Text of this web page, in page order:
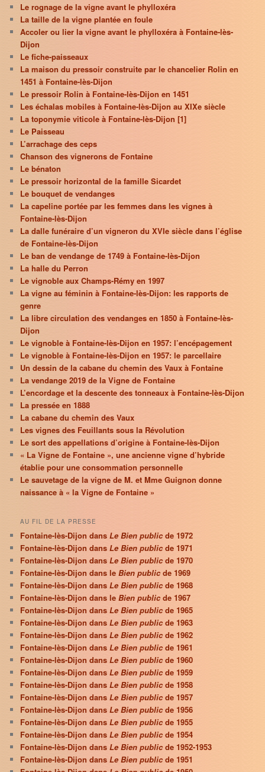
Le rognage de la vigne avant le phylloxéra
La taille de la vigne plantée en foule
Accoler ou lier la vigne avant le phylloxéra à Fontaine-lès-
Dijon
Le fiche-paisseaux
La maison du pressoir construite par le chancelier Rolin en
1451 à Fontaine-lès-Dijon
Le pressoir Rolin à Fontaine-lès-Dijon en 1451
Les échalas mobiles à Fontaine-lès-Dijon au XIXe siècle
La toponymie viticole à Fontaine-lès-Dijon [1]
Le Paisseau
L’arrachage des ceps
Chanson des vignerons de Fontaine
Le bénaton
Le pressoir horizontal de la famille Sicardet
Le bouquet de vendanges
La capeline portée par les femmes dans les vignes à
Fontaine-lès-Dijon
La dalle funéraire d’un vigneron du XVIe siècle dans l’église
de Fontaine-lès-Dijon
Le ban de vendange de 1749 à Fontaine-lès-Dijon
La halle du Perron
Le vignoble aux Champs-Rémy en 1997
La vigne au féminin à Fontaine-lès-Dijon: les rapports de
genre
La libre circulation des vendanges en 1850 à Fontaine-lès-
Dijon
Le vignoble à Fontaine-lès-Dijon en 1957: l’encépagement
Le vignoble à Fontaine-lès-Dijon en 1957: le parcellaire
Un dessin de la cabane du chemin des Vaux à Fontaine
La vendange 2019 de la Vigne de Fontaine
L’encordage et la descente des tonneaux à Fontaine-lès-Dijon
La pressée en 1888
La cabane du chemin des Vaux
Les vignes des Feuillants sous la Révolution
Le sort des appellations d’origine à Fontaine-lès-Dijon
« La Vigne de Fontaine », une ancienne vigne d’hybride
établie pour une consommation personnelle
Le sauvetage de la vigne de M. et Mme Guignon donne
naissance à « la Vigne de Fontaine »
AU FIL DE LA PRESSE
Fontaine-lès-Dijon dansLe Bien publicde 1972
Fontaine-lès-Dijon dansLe Bien public de 1971
Fontaine-lès-Dijon dansLe Bien publicde 1970
Fontaine-lès-Dijon dans leBien publicde 1969
Fontaine-lès-Dijon dansLe Bien public de 1968
Fontaine-lès-Dijon dans leBien publicde 1967
Fontaine-lès-Dijon dansLe Bien publicde 1965
Fontaine-lès-Dijon dansLe Bien public de 1963
Fontaine-lès-Dijon dansLe Bien publicde 1962
Fontaine-lès-Dijon dansLe Bien publicde 1961
Fontaine-lès-Dijon dansLe Bien public de 1960
Fontaine-lès-Dijon dansLe Bien publicde 1959
Fontaine-lès-Dijon dansLe Bien publicde 1958
Fontaine-lès-Dijon dansLe Bien public de 1957
Fontaine-lès-Dijon dansLe Bien publicde 1956
Fontaine-lès-Dijon dansLe Bien publicde 1955
Fontaine-lès-Dijon dansLe Bien public de 1954
Fontaine-lès-Dijon dansLe Bien publicde 1952-1953
Fontaine-lès-Dijon dansLe Bien publicde 1951